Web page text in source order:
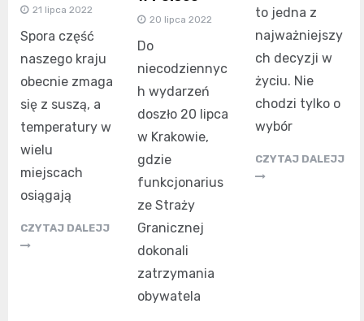
21 lipca 2022
Spora część
naszego kraju
obecnie zmaga
się z suszą, a
temperatury w
wielu
miejscach
osiągają
CZYTAJ DALEJJ
20 lipca 2022
Do
niecodziennyc
h wydarzeń
doszło 20 lipca
w Krakowie,
gdzie
funkcjonarius
ze Straży
Granicznej
dokonali
zatrzymania
obywatela
to jedna z
najważniejszy
ch decyzji w
życiu. Nie
chodzi tylko o
wybór
CZYTAJ DALEJJ